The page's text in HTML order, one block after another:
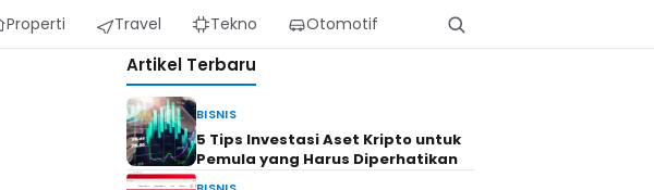
Properti Travel Tekno Otomotif
Artikel Terbaru
BISNIS
5 Tips Investasi Aset Kripto untuk
Pemula yang Harus Diperhatikan